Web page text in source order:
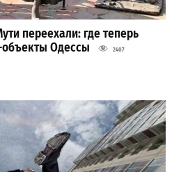
переехали: где теперь
объекты Одессы
2407